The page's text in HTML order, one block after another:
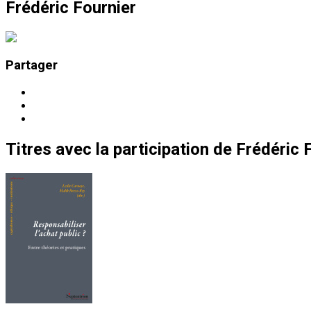
Frédéric Fournier
Partager
Titres avec la participation de Frédéric